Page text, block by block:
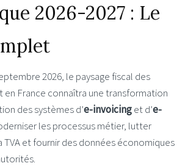
2026-2027 : Le
2026, le paysage fiscal des
France connaîtra une transformation
des systèmes d’e-invoicinget d’e-
les processus métier, lutter
TVA et fournir des données économiques